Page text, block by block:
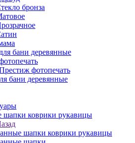
бронза
бани деревянные
фотопечать
бани деревянные
шапки коврики рукавицы
шапки коврики рукавицы